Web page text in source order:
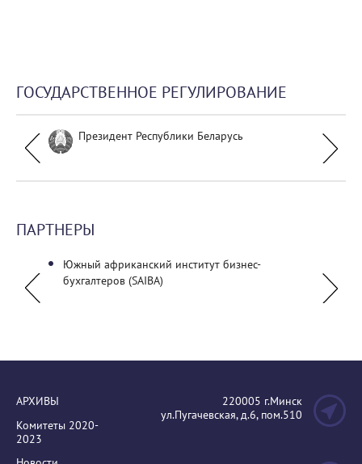
ГОСУДАРСТВЕННОЕ РЕГУЛИРОВАНИЕ
Президент Республики Беларусь
ПАРТНЕРЫ
Южный африканский институт бизнес-
бухгалтеров (SAIBA)
АРХИВЫ
Комитеты 2020-
2023
220005 г.Минск
ул.Пугачевская, д.6, пом.510